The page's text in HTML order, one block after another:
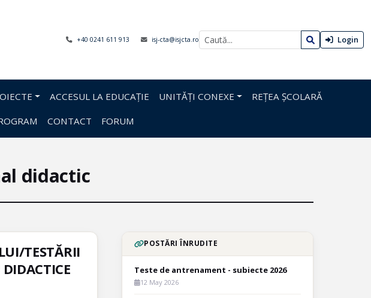
+40 0241 611 913 isj-cta@isjcta.ro Login
ACCESUL LA EDUCAȚIE UNITĂȚI CONEXE REȚEA ȘCOLARĂ
CONTACT FORUM
didactic
TESTĂRII
POSTĂRI ÎNRUDITE
Teste de antrenament - subiecte 2026
12 May 2026